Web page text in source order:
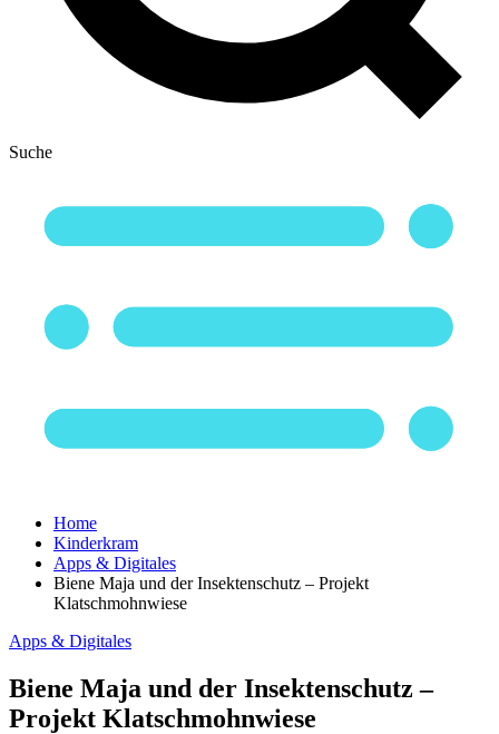
Suche
Home
Kinderkram
Apps & Digitales
Biene Maja und der Insektenschutz – Projekt
Klatschmohnwiese
Apps & Digitales
Biene Maja und der Insektenschutz –
Projekt Klatschmohnwiese